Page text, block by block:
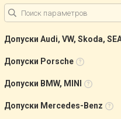
Допуски Audi, VW, Skoda,
Допуски Porsche
Допуски BMW, MINI
Допуски Mercedes-Benz